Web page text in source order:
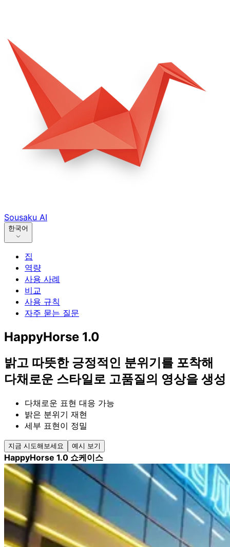
Sousaku AI
한국어
집
역량
사용 사례
비교
사용 규칙
자주 묻는 질문
HappyHorse 1.0
밝고 따뜻한 긍정적인 분위기를 포착해
다채로운 스타일로 고품질의 영상을 생성
다채로운 표현 대응 가능
밝은 분위기 재현
세부 표현이 정밀
지금 시도해보세요 예시 보기
HappyHorse 1.0 쇼케이스